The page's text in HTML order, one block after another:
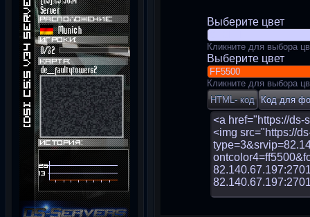
Выберите цвет
Кликните для выбора
Выберите цвет
Кликните для выбора